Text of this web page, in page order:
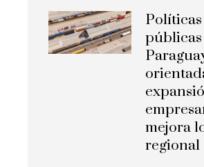
Políticas
mejora
regional